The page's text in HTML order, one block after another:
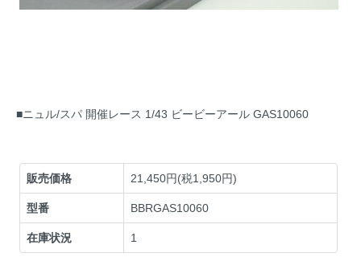
■ニュル/スパ 開催レース 1/43 ビービーアール GAS10060
販売価格 21,450円(税1,950円)
型番 BBRGAS10060
在庫状況 1